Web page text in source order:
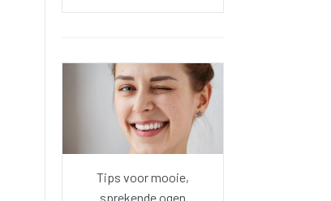
Tips voor mooie,
sprekende ogen